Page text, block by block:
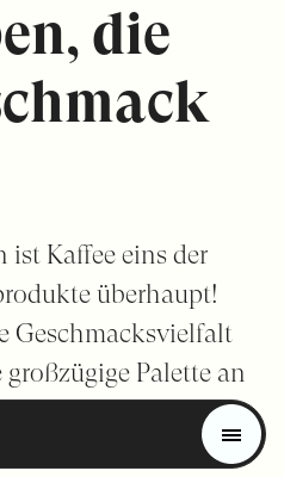
Magazin
die
Kaffee eins der
überhaupt!
Geschmacksvielfalt
Palette an
in die neue
übertragen.